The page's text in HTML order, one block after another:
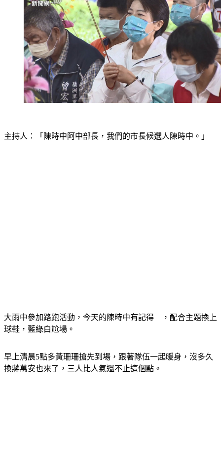
主持人：「陳時中阿中部長，我們的市長候選人陳時中。」
大雨中參加路跑活動，今天的陳時中有記得　，配合主題換上
球鞋，藍綠白尬場。
早上清晨5點多黃珊珊搶先到場，跟著隊伍一起暖身，沒多久
換蔣萬安也來了，三人比人氣還不止這個點。